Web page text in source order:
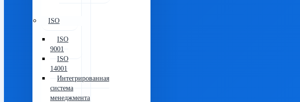
ISO
ISO
9001
ISO
14001
Интегрированная
система
менеджмента